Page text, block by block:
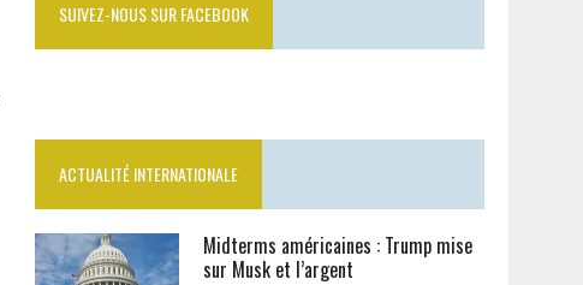
SUIVEZ-NOUS SUR FACEBOOK
ACTUALITÉ INTERNATIONALE
Midterms américaines : Trump mise
sur Musk et l’argent